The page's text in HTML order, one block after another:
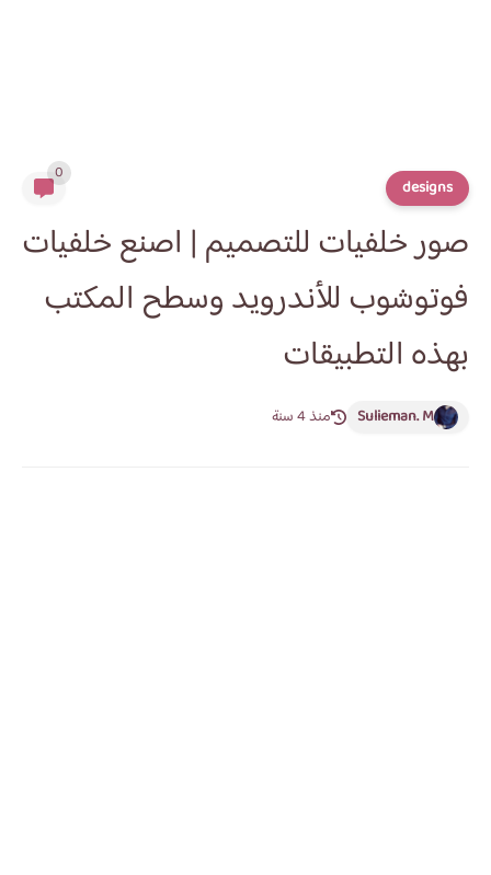
designs
0
صور خلفيات للتصميم | اصنع خلفيات
فوتوشوب للأندرويد وسطح المكتب
بهذه التطبيقات
Sulieman. M منذ 4 سنة